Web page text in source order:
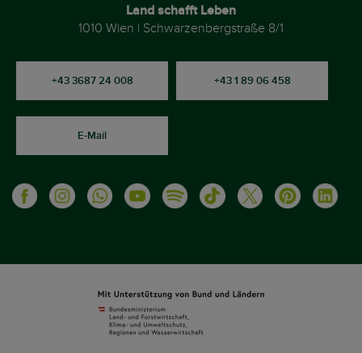
Land schafft Leben
1010 Wien | Schwarzenbergstraße 8/1
+43 3687 24 008 +43 1 89 06 458
E-Mail